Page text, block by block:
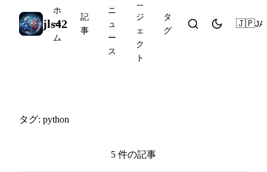
jls42
ホ
ー
ム
記
事
ニ
ュ
ー
ス
ロ
ジ
ェ
ク
ト
タ
グ
🇯🇵JA
タグ: python
5 件の記事